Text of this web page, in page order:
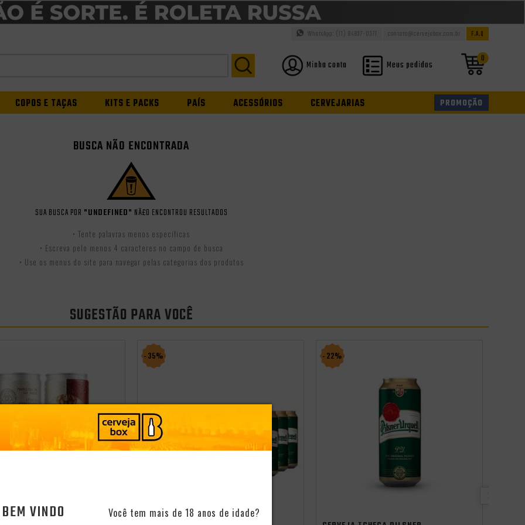
F.A.Q
contato@cervejabox.com.br
WhatsApp: (11) 94937-0371
0
Minha conta Meus pedidos
COPOS E TAÇAS KITS E PACKS PAÍS ACESSÓRIOS CERVEJARIAS PROMOÇÃO
BUSCA NÃO ENCONTRADA
SUA BUSCA POR "UNDEFINED" NÃ£O ENCONTROU RESULTADOS
• Tente palavras menos específicas
• Escreva pelo menos 4 caracteres no campo de busca
• Use os menus do site para navegar pelas categorias dos produtos
SUGESTÃO PARA VOCÊ
oktoberfest 2025
- 35% - 22%
BEM VINDO Você tem mais de 18 anos de idade?